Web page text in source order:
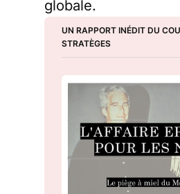
globale.
UN RAPPORT INÉDIT DU
STRATÈGES